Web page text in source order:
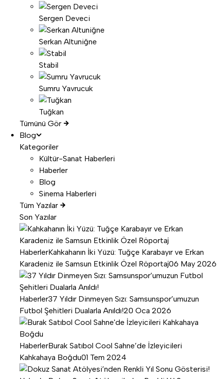
Sergen Deveci
Serkan Altuniğne
Stabil
Sumru Yavrucuk
Tuğkan
Tümünü Gör
Blog
Kategoriler
Kültür-Sanat Haberleri
Haberler
Blog
Sinema Haberleri
Tüm Yazılar
Son Yazılar
HaberlerKahkahanın İki Yüzü: Tuğçe Karabayır ve Erkan
Karadeniz ile Samsun Etkinlik Özel Röportaj06 May 2026
Haberler37 Yıldır Dinmeyen Sızı: Samsunspor’umuzun
Futbol Şehitleri Dualarla Anıldı!20 Oca 2026
HaberlerBurak Satıbol Cool Sahne’de İzleyicileri
Kahkahaya Boğdu01 Tem 2024